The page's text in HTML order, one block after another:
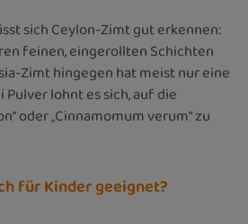
sich Ceylon-Zimt gut erkennen:
feinen, eingerollten Schichten
Zimt hingegen hat meist nur eine
Pulver lohnt es sich, auf die
oder „Cinnamomum verum“ zu
für Kinder geeignet?